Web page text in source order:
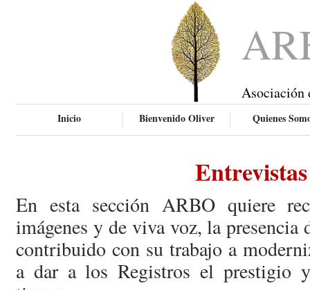
Asociación
Inicio Bienvenido Oliver Quienes
Entrevistas
En esta sección ARBO quiere
imágenes y de viva voz, la presencia
contribuido con su trabajo a
a dar a los Registros el prestigio